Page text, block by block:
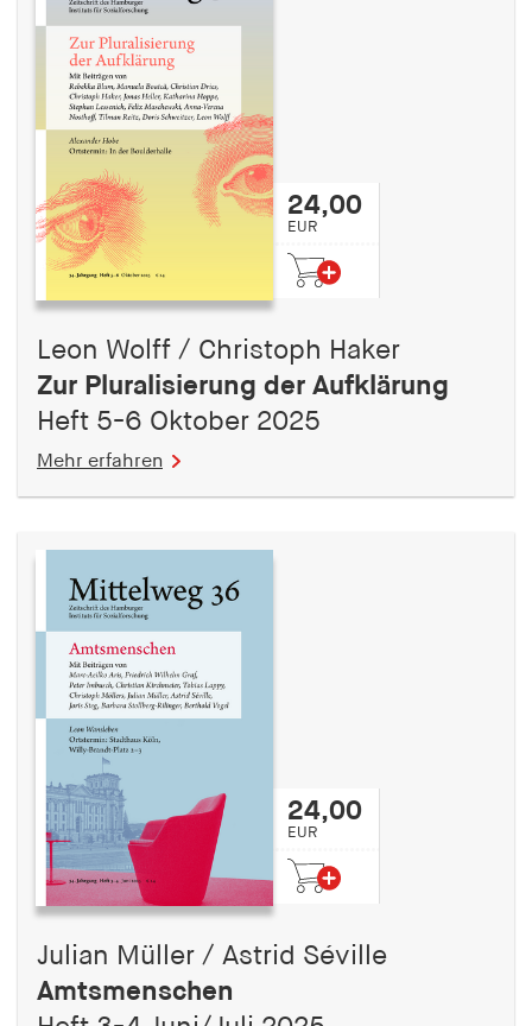
24,00
EUR
Leon Wolff / Christoph Haker
Zur Pluralisierung der Aufklärung
Heft 5-6 Oktober 2025
Mehr erfahren
24,00
EUR
Julian Müller / Astrid Séville
Amtsmenschen